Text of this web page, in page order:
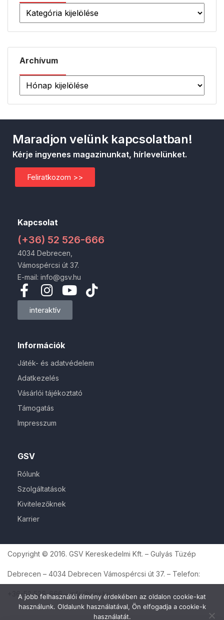
Archívum
GSV
Rólunk
Szolgáltatások
Kivitelezőknek
Karrier
Információk
Játék- és adatvédelem
Adatkezelés
Vásárlói tájékoztató
Támogatás
Impresszum
Kapcsolat
(+36) 52 526-666
4034 Debrecen,
Vámospércsi út 37.
E-mail: info@gsv.hu
interaktív
Maradjon velünk kapcsolatban!
Kérje ingyenes magazinunkat, hírlevelünket.
Feliratkozom >>
Copyright © 2016. GSV Kereskedelmi Kft. – Gulyás Tüzép
Debrecen – 4034 Debrecen Vámospércsi út 37. – Telefon:
+36-52 526-666 – info@gsv.hu
A jobb felhasználói élmény érdekében az oldalon cookie-kat
használunk. Oldalunk használatával, Ön elfogadja a cookie-k
használatát.